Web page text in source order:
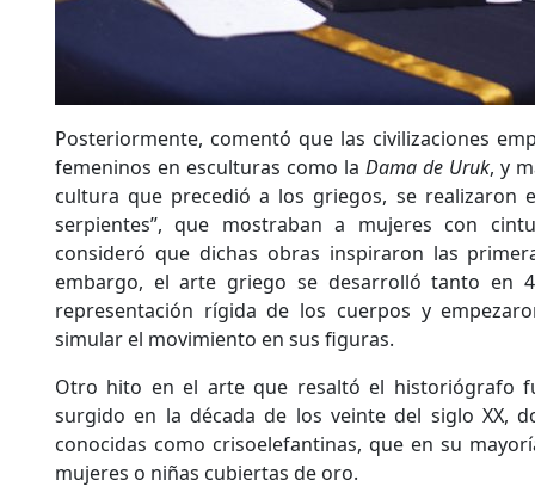
Posteriormente, comentó que las civilizaciones
femeninos en esculturas como laDama de Uruk, y
cultura que precedió a los griegos, se realizaron
serpientes”, que mostraban a mujeres con
consideró que dichas obras inspiraron las
embargo, el arte griego se desarrolló tanto en
representación rígida de los cuerpos y
simular el movimiento en sus figuras.
Otro hito en el arte que resaltó el historiógrafo
surgido en la década de los veinte del siglo XX,
conocidas como crisoelefantinas, que en su
mujeres o niñas cubiertas de oro.